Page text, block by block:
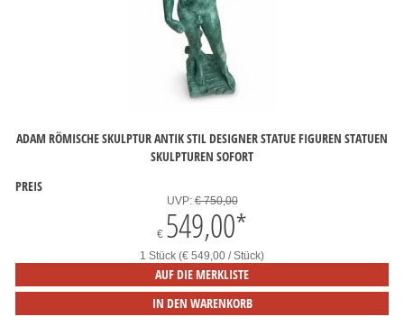
ADAM RÖMISCHE SKULPTUR ANTIK STIL DESIGNER STATUE FIGUREN STATUEN
SKULPTUREN SOFORT
PREIS
UVP:€ 750,00
€ 549,00*
1 Stück (€ 549,00 / Stück)
AUF DIE MERKLISTE
IN DEN WARENKORB